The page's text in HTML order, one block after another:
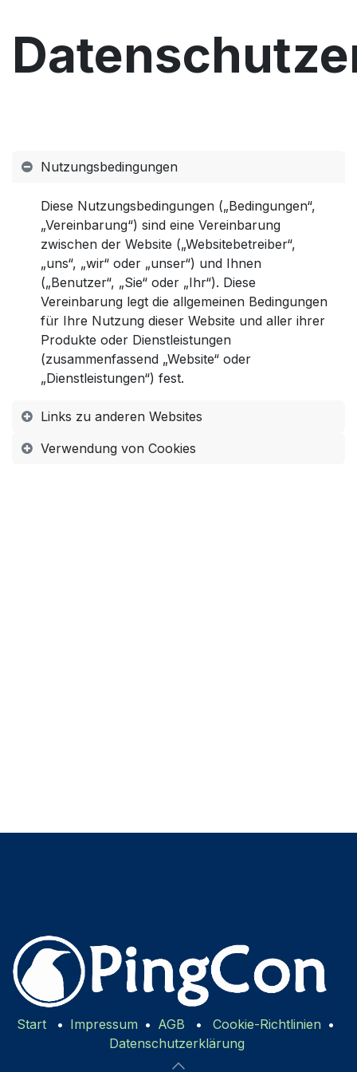
Nutzungsbedingungen
Diese Nutzungsbedingungen („Bedingungen“,
„Vereinbarung“) sind eine Vereinbarung
zwischen der Website („Websitebetreiber“,
„uns“, „wir“ oder „unser“) und Ihnen
(„Benutzer“, „Sie“ oder „Ihr“). Diese
Vereinbarung legt die allgemeinen Bedingungen
für Ihre Nutzung dieser Website und aller ihrer
Produkte oder Dienstleistungen
(zusammenfassend „Website“ oder
„Dienstleistungen“) fest.
Links zu anderen Websites
Verwendung von Cookies
Start • Impressum • AGB • Cookie-Richtlinien •
Datenschutzerklärung